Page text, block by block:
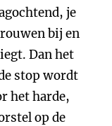
je
bij en
Dan het
stop wordt
het harde,
op de